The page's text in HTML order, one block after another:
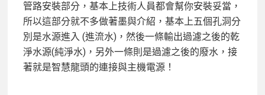
管路安裝部分，基本上技術人員都會幫你安裝妥當，
所以這部分就不多做著墨與介紹，基本上五個孔洞分
別是水源進入 (進流水)，然後一條輸出過濾之後的乾
淨水源(純淨水)，另外一條則是過濾之後的廢水，接
著就是智慧龍頭的連接與主機電源！